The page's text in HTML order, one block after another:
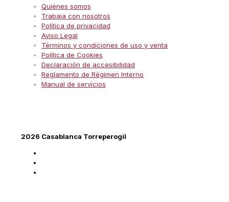
Quiénes somos
Trabaja con nosotros
Política de privacidad
Aviso Legal
Términos y condiciones de uso y venta
Política de Cookies
Declaración de accesibilidad
Reglamento de Régimen Interno
Manual de servicios
2026 Casablanca Torreperogil